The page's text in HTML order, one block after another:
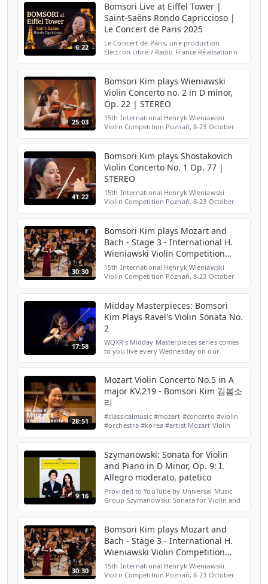
6:22
Bomsori Live at Eiffel Tower |
Saint-Saëns Rondo Capriccioso |
Le Concert de Paris 2025
Le Concert de Paris, une production
Electron Libre / Radio France Réalisationn
2/le-concert-de-par...
25:03
Bomsori Kim plays Wieniawski
Violin Concerto no. 2 in D minor,
Op. 22 | STEREO
15th International Henryk Wieniawski
Violin Competition Poznań, 8-23 October
instrument (T...
41:22
Bomsori Kim plays Shostakovich
Violin Concerto No. 1 Op. 77 |
STEREO
15th International Henryk Wieniawski
Violin Competition Poznań, 8-23 October
instrument (T...
30:30
Bomsori Kim plays Mozart and
Bach - Stage 3 - International H.
Wieniawski Violin Competition
STEREO
15th International Henryk Wieniawski
Violin Competition Poznań, 8-23 October
instrument (T...
17:58
Midday Masterpieces: Bomsori
Kim Plays Ravel's Violin Sonata No.
2
WQXR's Midday Masterpieces series comes
to you live every Wednesday on our
Violinist Bomsori Kim and pianist
ChangYoung Shi...
28:51
Mozart Violin Concerto No.5 in A
major KV.219 - Bomsori Kim 김봄소
리
#classicalmusic #mozart #concerto #violin
#orchestra #korea #artist Mozart Violin
Bomsori Kim 김봄소리, Violin Paul Me...
9:16
Szymanowski: Sonata for Violin
and Piano in D Minor, Op. 9: I.
Allegro moderato, patetico
Provided to YouTube by Universal Music
Group Szymanowski: Sonata for Violin and
Bomsori · Karol Szymano...
30:30
Bomsori Kim plays Mozart and
Bach - Stage 3 - International H.
Wieniawski Violin Competition
STEREO
15th International Henryk Wieniawski
Violin Competition Poznań, 8-23 October